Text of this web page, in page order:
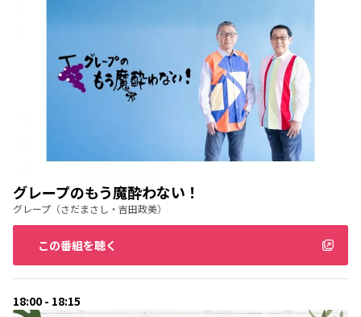
グレープのもう魔酔わない！
グレープ（さだまさし・吉田政美）
この番組を聴く
18:00 - 18:15